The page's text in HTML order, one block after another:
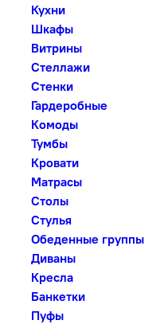
Кухни
Шкафы
Витрины
Стеллажи
Стенки
Гардеробные
Комоды
Тумбы
Кровати
Матрасы
Столы
Стулья
Обеденные группы
Диваны
Кресла
Банкетки
Пуфы